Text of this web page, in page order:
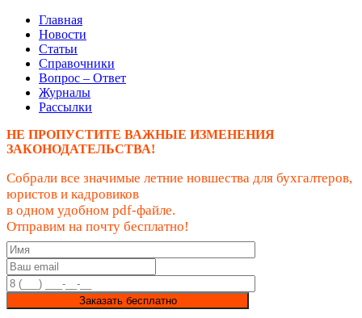
Главная
Новости
Статьи
Справочники
Вопрос – Ответ
Журналы
Рассылки
НЕ ПРОПУСТИТЕ ВАЖНЫЕ ИЗМЕНЕНИЯ
ЗАКОНОДАТЕЛЬСТВА!
Собрали все значимые летние новшества для бухгалтеров,
юристов и кадровиков
в одном удобном pdf-файле.
Отправим на почту бесплатно!
Заказать бесплатно